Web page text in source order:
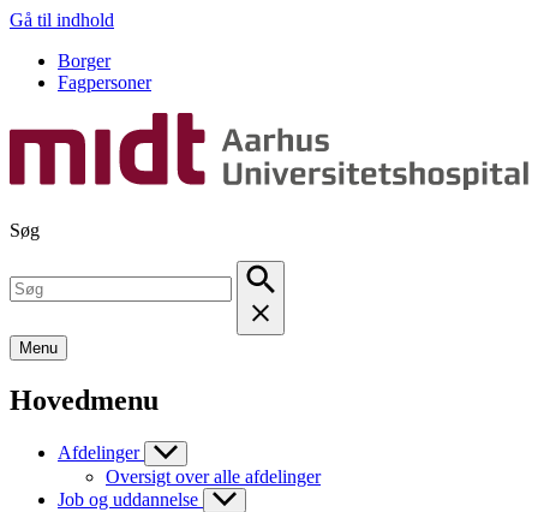
Gå til indhold
Borger
Fagpersoner
Søg
Menu
Hovedmenu
Afdelinger
Oversigt over alle afdelinger
Job og uddannelse